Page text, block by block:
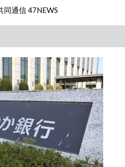
同通信 47NEWS